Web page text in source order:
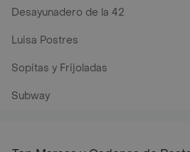
Desayunadero de la 42
Luisa Postres
Sopitas y Frijoladas
Subway